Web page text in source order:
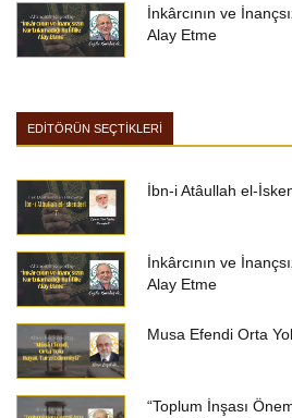
İnkârcının ve
Alay Etme
EDİTÖRÜN SEÇTİKLERİ
İbn-i Atâullah el-
İnkârcının ve
Alay Etme
Musa Efendi Orta
“Toplum İnşası